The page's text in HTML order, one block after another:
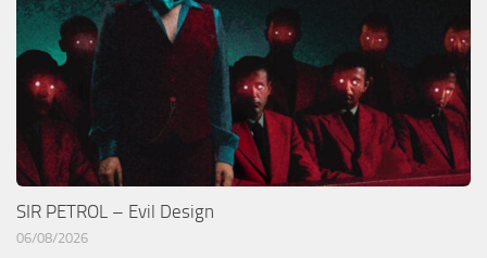
SIR PETROL – Evil Design
06/08/2026